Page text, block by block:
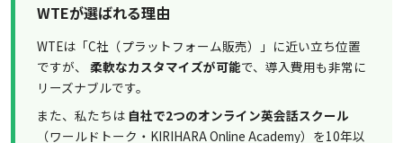
WTEが選ばれる理由
WTEは「C社（プラットフォーム販売）」に近い立ち位置
ですが、 柔軟なカスタマイズが可能で、導入費用も非常に
リーズナブルです。
また、私たちは 自社で2つのオンライン英会話スクール
（ワールドトーク・KIRIHARA Online Academy）を10年以